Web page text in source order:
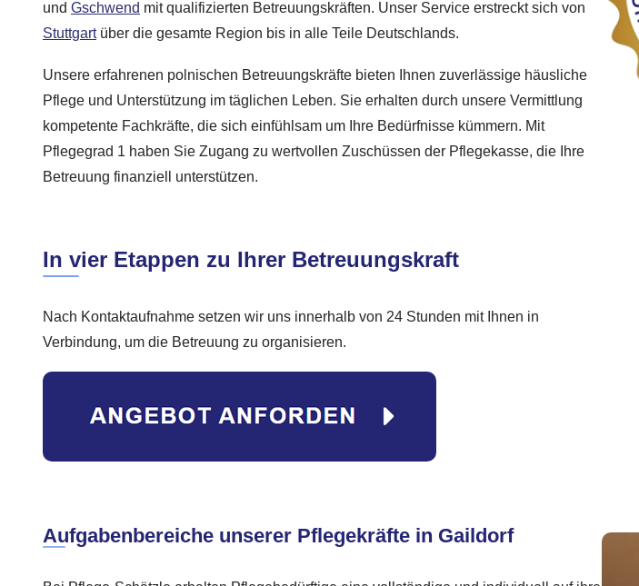
und Gschwend mit qualifizierten Betreuungskräften. Unser Service erstreckt sich von
Stuttgartüber die gesamte Region bis in alle Teile Deutschlands.
Unsere erfahrenen polnischen Betreuungskräfte bieten Ihnen zuverlässige häusliche
Pflege und Unterstützung im täglichen Leben. Sie erhalten durch unsere Vermittlung
kompetente Fachkräfte, die sich einfühlsam um Ihre Bedürfnisse kümmern. Mit
Pflegegrad 1 haben Sie Zugang zu wertvollen Zuschüssen der Pflegekasse, die Ihre
Betreuung finanziell unterstützen.
In vier Etappen zu Ihrer Betreuungskraft
Nach Kontaktaufnahme setzen wir uns innerhalb von 24 Stunden mit Ihnen in
Verbindung, um die Betreuung zu organisieren.
Aufgabenbereiche unserer Pflegekräfte in Gaildorf